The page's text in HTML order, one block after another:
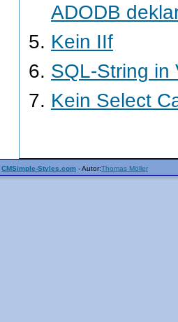
ADODB
Kein IIf
SQL-String in
Kein Select
CMSimple-Styles.com - Autor:Thomas Möller